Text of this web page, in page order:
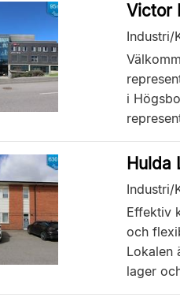
Victor
Industri/
i
Hulda
Industri/
Effektiv
och
Lokalen
lager